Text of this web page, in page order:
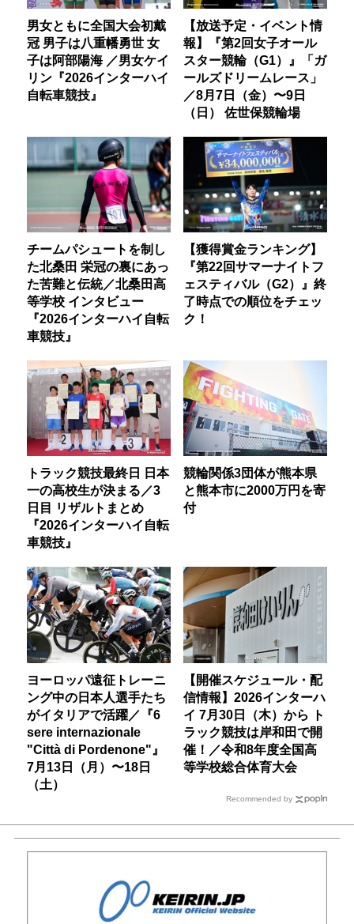
男女ともに全国大会初戴
冠 男子は八重幡勇世 女
子は阿部陽海 ／男女ケイ
リン『2026インターハイ
自転車競技』
【放送予定・イベント情
報】『第2回女子オール
スター競輪（G1）』「ガ
ールズドリームレース」
／8月7日（金）〜9日
（日） 佐世保競輪場
チームパシュートを制し
た北桑田 栄冠の裏にあっ
た苦難と伝統／北桑田高
等学校 インタビュー
『2026インターハイ自転
車競技』
【獲得賞金ランキング】
『第22回サマーナイトフ
ェスティバル（G2）』終
了時点での順位をチェッ
ク！
トラック競技最終日 日本
一の高校生が決まる／3
日目 リザルトまとめ
『2026インターハイ自転
車競技』
競輪関係3団体が熊本県
と熊本市に2000万円を寄
付
ヨーロッパ遠征トレーニ
ング中の日本人選手たち
がイタリアで活躍／『6
sere internazionale
"Città di Pordenone"』
7月13日（月）〜18日
（土）
【開催スケジュール・配
信情報】2026インターハ
イ 7月30日（木）から ト
ラック競技は岸和田で開
催！／令和8年度全国高
等学校総合体育大会
Recommended by